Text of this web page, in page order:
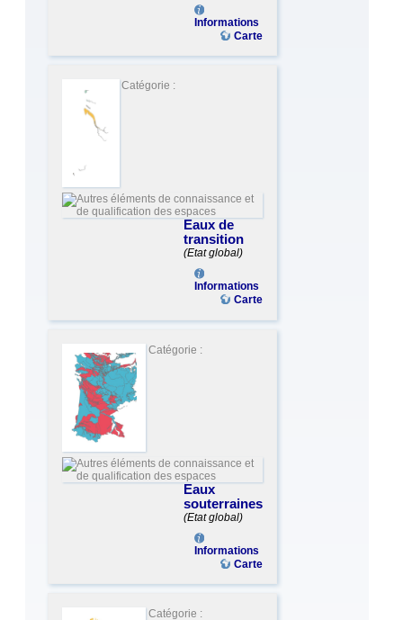
Informations
Carte
Catégorie :
Eaux de
transition
(Etat global)
Informations
Carte
Catégorie :
Eaux
souterraines
(Etat global)
Informations
Carte
Catégorie :